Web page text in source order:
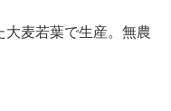
大麦若葉で生産。無農